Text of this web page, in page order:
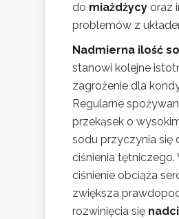
do miażdżycy oraz
problemów z
Nadmierna ilość
stanowi kolejne
zagrożenie dla
Regularne
przekąsek o
sodu przyczynia się
ciśnienia tętniczego.
ciśnienie obciąża
zwiększa
rozwinięcia się